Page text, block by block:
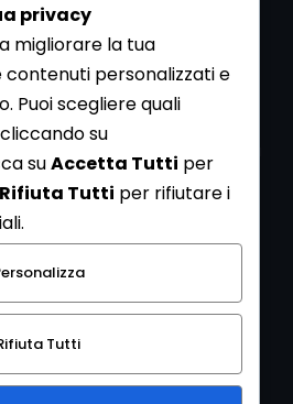
gratuita di archeologia realizzata
iscriviti alla nostra
l'utente dichiara di aver letto
e di acconsentire al trattamento
privacy
migliorare la tua
contenuti personalizzati e
Puoi scegliere quali
su
suAccetta Tutti per
Rifiuta Tutti per rifiutare i
Tutti